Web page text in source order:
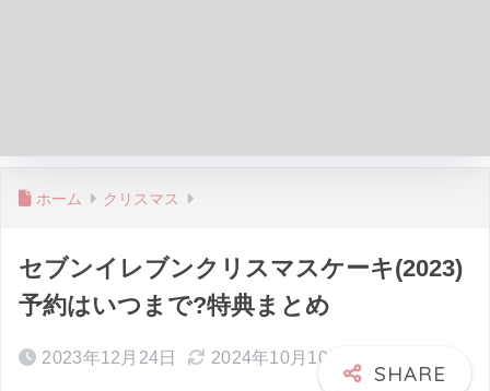
ホーム クリスマス
セブンイレブンクリスマスケーキ(2023)
予約はいつまで?特典まとめ
2023年12月24日 2024年10月10日